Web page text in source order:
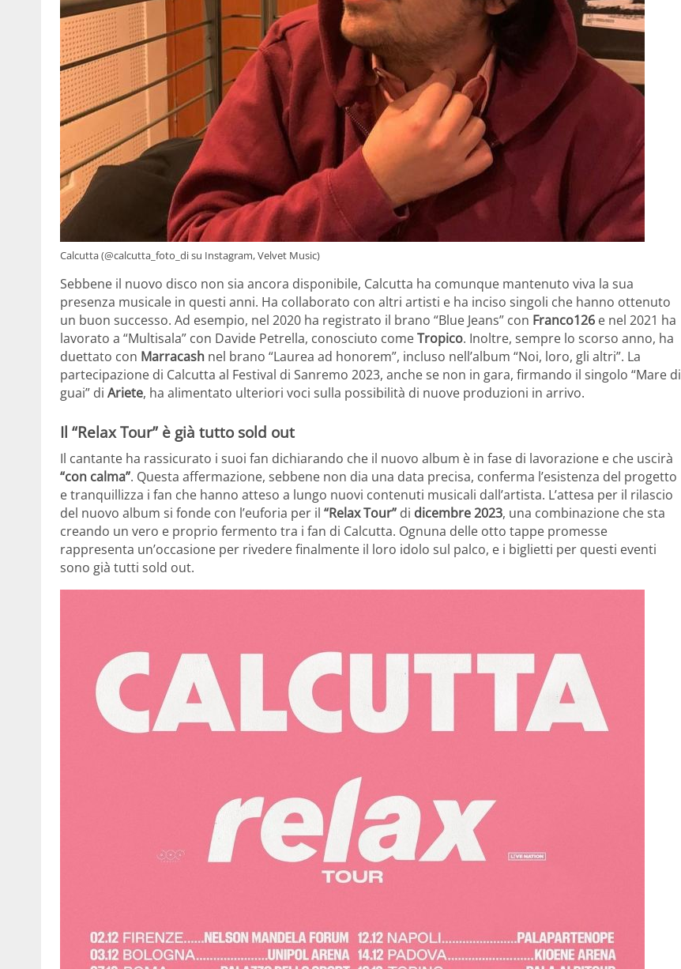
Calcutta (@calcutta_foto_di su Instagram, Velvet Music)
Sebbene il nuovo disco non sia ancora disponibile, Calcutta ha comunque mantenuto viva la sua
presenza musicale in questi anni. Ha collaborato con altri artisti e ha inciso singoli che hanno ottenuto
un buon successo. Ad esempio, nel 2020 ha registrato il brano “Blue Jeans” con Franco126 e nel 2021 ha
lavorato a “Multisala” con Davide Petrella, conosciuto comeTropico. Inoltre, sempre lo scorso anno, ha
duettato con Marracash nel brano “Laurea ad honorem”, incluso nell’album “Noi, loro, gli altri”. La
partecipazione di Calcutta al Festival di Sanremo 2023, anche se non in gara, firmando il singolo “Mare di
guai” di Ariete, ha alimentato ulteriori voci sulla possibilità di nuove produzioni in arrivo.
Il “Relax Tour” è già tutto sold out
Il cantante ha rassicurato i suoi fan dichiarando che il nuovo album è in fase di lavorazione e che uscirà
“con calma”. Questa affermazione, sebbene non dia una data precisa, conferma l’esistenza del progetto
e tranquillizza i fan che hanno atteso a lungo nuovi contenuti musicali dall’artista. L’attesa per il rilascio
del nuovo album si fonde con l’euforia per il “Relax Tour” di dicembre 2023, una combinazione che sta
creando un vero e proprio fermento tra i fan di Calcutta. Ognuna delle otto tappe promesse
rappresenta un’occasione per rivedere finalmente il loro idolo sul palco, e i biglietti per questi eventi
sono già tutti sold out.